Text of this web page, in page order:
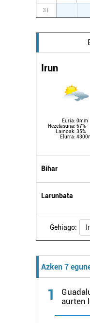
31
Irun
Euria: 0mm
Hezetasuna: 67%
Lainoak: 35%
Elurra:
Bihar
Larunbata
Gehiago:
Azken 7
1
aurten